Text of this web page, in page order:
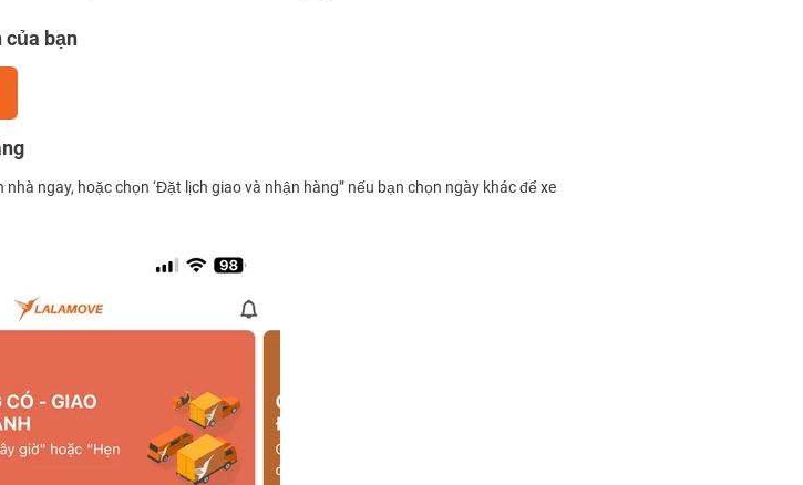
của bạn
ngay, hoặc chọn ‘Đặt lịch giao và nhận hàng” nếu bạn chọn ngày khác để xe